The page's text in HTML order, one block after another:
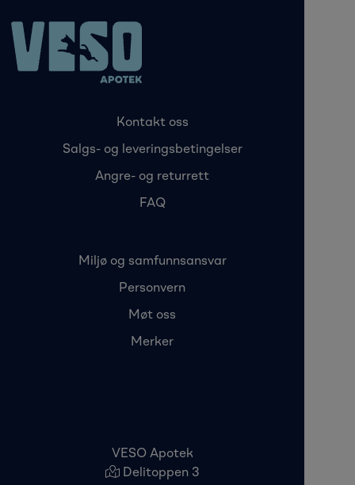
Kontakt oss
Salgs- og leveringsbetingelser
Angre- og returrett
FAQ
Miljø og samfunnsansvar
Personvern
Møt oss
Merker
VESO Apotek
Delitoppen 3